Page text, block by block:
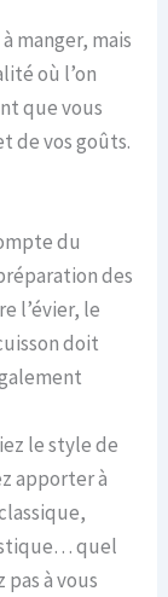
manger, mais
où l’on
que vous
de vos goûts.
du
des
l’évier, le
doit
le style de
apporter à
quel
à vous